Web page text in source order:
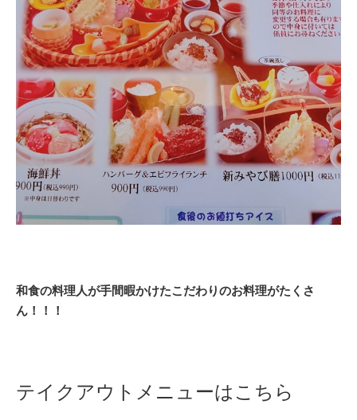
和食の料理人が手間暇かけたこだわりのお料理がたくさ
ん！！！
テイクアウトメニューはこちら